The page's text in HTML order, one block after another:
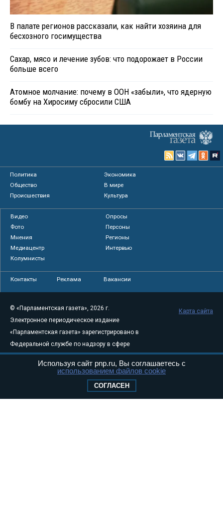
В палате регионов рассказали, как найти хозяина для
бесхозного госимущества
Сахар, мясо и лечение зубов: что подорожает в России
больше всего
Атомное молчание: почему в ООН «забыли», что ядерную
бомбу на Хиросиму сбросили США
Политика
Экономика
Общество
В мире
Происшествия
Культура
Видео
Опросы
Фото
Персоны
Мнения
Регионы
Медиацентр
Интервью
Колумнисты
Контакты Реклама Вакансии
© «Парламентская газета», 2026 г.
Электронное периодическое издание
«Парламентская газета» зарегистрировано в
Федеральной службе по надзору в сфере
связи, информационных технологий и
массовых коммуникаций (Роскомнадзор) 05
Свидетельство о регистрации Эл № ФС77-
Карта сайта
Используя сайт pnp.ru, Вы соглашаетесь с
использованием файлов cookie
СОГЛАСЕН